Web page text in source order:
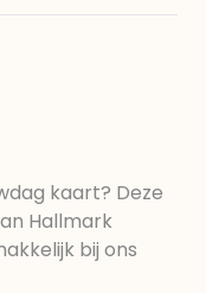
kaart? Deze
Hallmark
bij ons